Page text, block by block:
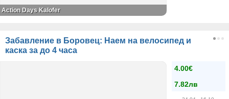
Action Days Kalofer
Забавление в Боровец: Наем на велосипед и
каска за до 4 часа
4.00€
7.82лв